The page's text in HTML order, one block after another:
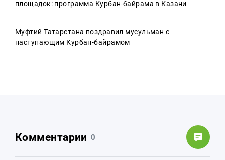
площадок: программа Курбан-байрама в Казани
Муфтий Татарстана поздравил мусульман с
наступающим Курбан-байрамом
Комментарии 0